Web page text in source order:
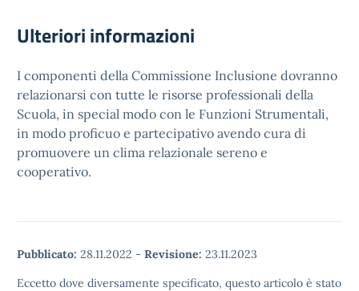
Ulteriori informazioni
I componenti della Commissione Inclusione dovranno
relazionarsi con tutte le risorse professionali della
Scuola, in special modo con le Funzioni Strumentali,
in modo proficuo e partecipativo avendo cura di
promuovere un clima relazionale sereno e
cooperativo.
Pubblicato: 28.11.2022 - Revisione: 23.11.2023
Eccetto dove diversamente specificato, questo articolo è stato